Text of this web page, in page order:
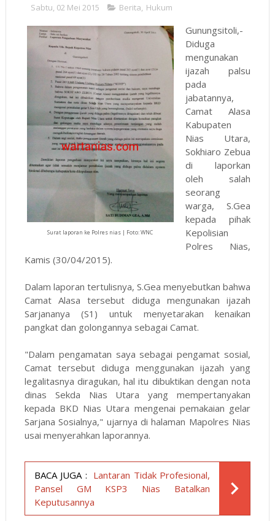
Sabtu, 02 Mei 2015 Berita, Hukum
Surat laporan ke Polres nias | Foto: WNC
Gunungsitoli,-
Diduga
mengunakan
ijazah palsu
pada
jabatannya,
Camat Alasa
Kabupaten
Nias Utara,
Sokhiaro Zebua
di laporkan
oleh salah
seorang
warga, S.Gea
kepada pihak
Kepolisian
Polres Nias,
Kamis (30/04/2015).
Dalam laporan tertulisnya, S.Gea menyebutkan bahwa
Camat Alasa tersebut diduga mengunakan ijazah
Sarjananya (S1) untuk menyetarakan kenaikan
pangkat dan golongannya sebagai Camat.
"Dalam pengamatan saya sebagai pengamat sosial,
Camat tersebut diduga menggunakan ijazah yang
legalitasnya diragukan, hal itu dibuktikan dengan nota
dinas Sekda Nias Utara yang mempertanyakan
kepada BKD Nias Utara mengenai pemakaian gelar
Sarjana Sosialnya," ujarnya di halaman Mapolres Nias
usai menyerahkan laporannya.
BACA JUGA : Lantaran Tidak Profesional,
Pansel GM KSP3 Nias Batalkan
Keputusannya